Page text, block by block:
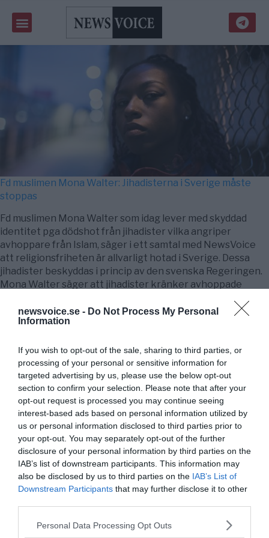
newsvoice.se - Do Not Process My Personal
Information
If you wish to opt-out of the sale, sharing to third parties, or
processing of your personal or sensitive information for
targeted advertising by us, please use the below opt-out
section to confirm your selection. Please note that after your
opt-out request is processed you may continue seeing
interest-based ads based on personal information utilized by
us or personal information disclosed to third parties prior to
your opt-out. You may separately opt-out of the further
disclosure of your personal information by third parties on the
IAB’s list of downstream participants. This information may
also be disclosed by us to third parties on the IAB’s List of
Downstream Participants that may further disclose it to other
Please note that this website/app uses one or more Google
Personal Data Processing Opt Outs
Fd muslimen Mona Walter: Jihadisterna i Sverige måste
stoppas
Fd muslimen Mona Walter som idag lever med skyddad
identitet pga dödshot från jihadister vilka angriper
avhoppare från Islam, säger i ett samtal med NewsVoice
att religionsfriheten är allvarligt hotad i Sverige. Dessa
jihadister beskyddas i princip av den svenska Regeringen.
Mona Walter säger att jihadister kränker avhoppade
rättigheter. Problemet …Fortsätt läsa
Public Service på riktigt
Du läser en av Sveriges mest modiga tidningar.
Stöd vårt dagliga arbeta med endonation.
Vill du nå hundratusentals samhällsintresserade